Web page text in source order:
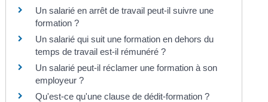
Un salarié en arrêt de travail peut-il suivre une
formation ?
Un salarié qui suit une formation en dehors du
temps de travail est-il rémunéré ?
Un salarié peut-il réclamer une formation à son
employeur ?
Qu'est-ce qu'une clause de dédit-formation ?